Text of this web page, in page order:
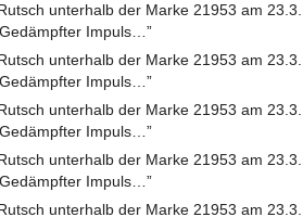
unterhalb der Marke 21953 am 23.3.
Impuls…”
unterhalb der Marke 21953 am 23.3.
Impuls…”
unterhalb der Marke 21953 am 23.3.
Impuls…”
unterhalb der Marke 21953 am 23.3.
Impuls…”
unterhalb der Marke 21953 am 23.3.